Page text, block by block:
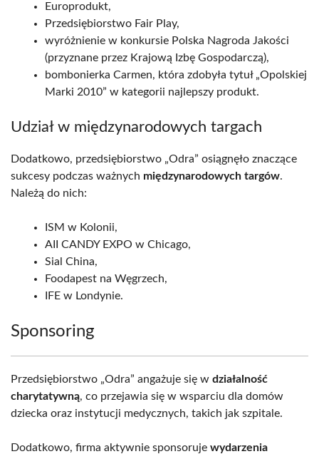
Europrodukt,
Przedsiębiorstwo Fair Play,
wyróżnienie w konkursie Polska Nagroda Jakości
(przyznane przez Krajową Izbę Gospodarczą),
bombonierka Carmen, która zdobyła tytuł „Opolskiej
Marki 2010” w kategorii najlepszy produkt.
Udział w międzynarodowych targach
Dodatkowo, przedsiębiorstwo „Odra” osiągnęło znaczące
sukcesy podczas ważnych międzynarodowych targów.
Należą do nich:
ISM w Kolonii,
AII CANDY EXPO w Chicago,
Sial China,
Foodapest na Węgrzech,
IFE w Londynie.
Sponsoring
Przedsiębiorstwo „Odra” angażuje się w działalność
charytatywną, co przejawia się w wsparciu dla domów
dziecka oraz instytucji medycznych, takich jak szpitale.
Dodatkowo, firma aktywnie sponsoruje wydarzenia